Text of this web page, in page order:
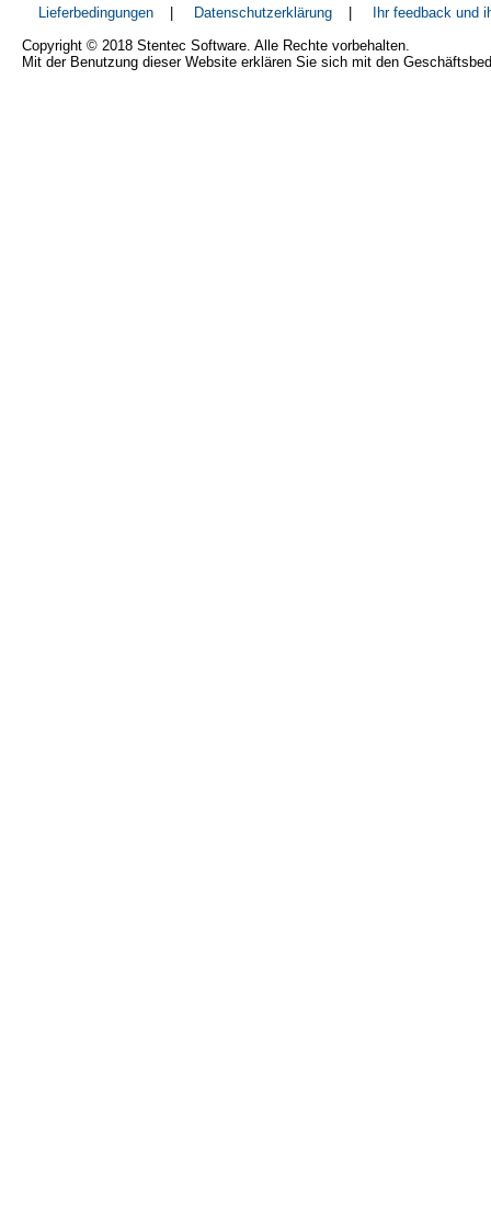
Lieferbedingungen Datenschutzerklärung
Ihr feedback und
Copyright © 2018 Stentec Software. Alle Rechte vorbehalten.
Mit der Benutzung dieser Website erklären Sie sich mit den